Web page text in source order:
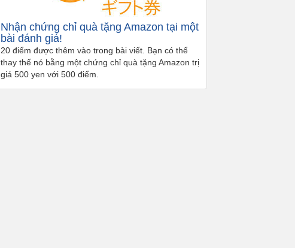
Nhận chứng chỉ quà tặng Amazon tại một
bài đánh giá!
20 điểm được thêm vào trong bài viết. Bạn có thể
thay thế nó bằng một chứng chỉ quà tặng Amazon trị
giá 500 yen với 500 điểm.